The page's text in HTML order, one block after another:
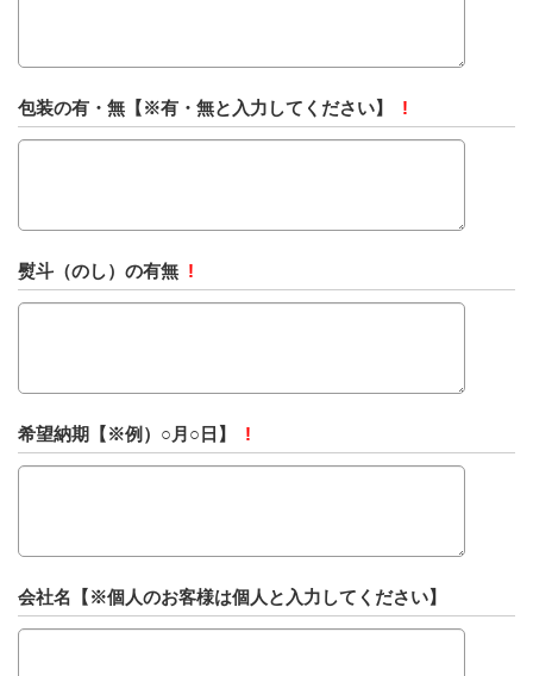
包装の有・無【※有・無と入力してください】 !
熨斗（のし）の有無 !
希望納期【※例）○月○日】 !
会社名【※個人のお客様は個人と入力してください】